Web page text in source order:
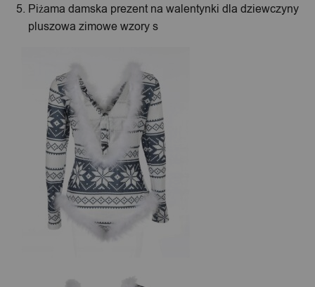
Piżama damska prezent na walentynki dla dziewczyny
pluszowa zimowe wzory s